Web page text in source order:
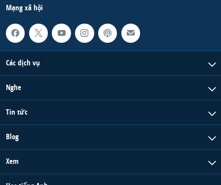
Mạng xã hội
Các dịch vụ
Nghe
Tin tức
Blog
Xem